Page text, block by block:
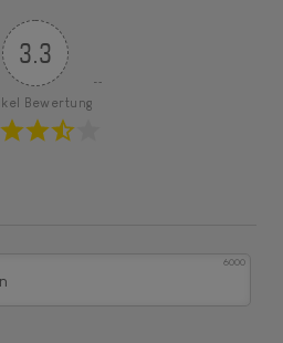
3.3
Bewertung
6000